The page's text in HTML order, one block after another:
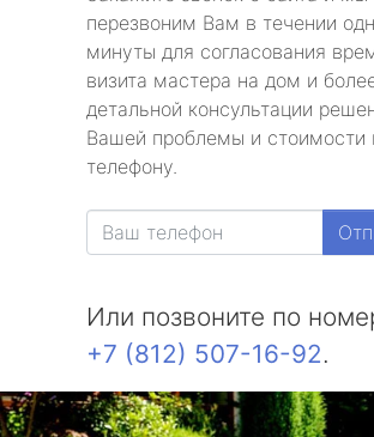
перезвоним Вам в течении
минуты для согласования
визита мастера на дом и
детальной консультации
Вашей проблемы и стоимости
телефону.
Или позвоните по
+7 (812) 507-16-92.